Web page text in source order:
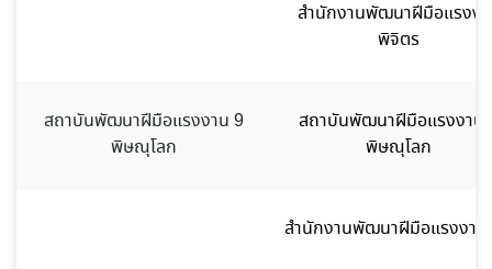
สำนักงานพัฒนาฝีมือแรงง
พิจิตร
สถาบันพัฒนาฝีมือแรงงาน 9
พิษณุโลก
สถาบันพัฒนาฝีมือแรงงาน
พิษณุโลก
สำนักงานพัฒนาฝีมือแรงงาน